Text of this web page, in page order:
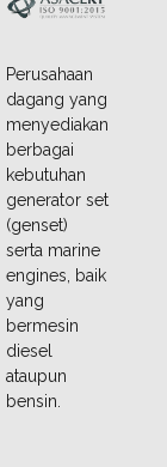
Perusahaan
dagang yang
menyediakan
berbagai
kebutuhan
generator set
(genset)
serta marine
engines, baik
yang
bermesin
diesel
ataupun
bensin.